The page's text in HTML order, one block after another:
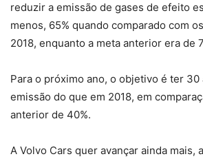
reduzir a emissão de gases de efeito
menos, 65% quando comparado com
2018, enquanto a meta anterior era de
Para o próximo ano, o objetivo é ter 30
emissão do que em 2018, em
anterior de 40%.
A Volvo Cars quer avançar ainda mais,